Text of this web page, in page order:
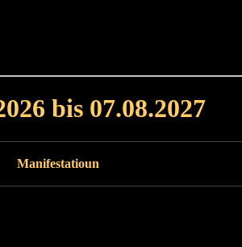
bis 07.08.2027
Manifestatioun